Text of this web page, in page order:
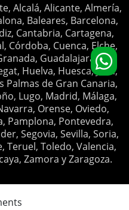
Alcalá, Alicante, Almería,
Baleares, Barcelona,
Cantabria, Cartagena,
Córdoba, Cuenca, Elche,
Guadalajara,
Huelva, Huesca, Jaén,
Palmas de Gran Canaria,
Lugo, Madrid, Málaga,
Orense, Oviedo,
Pamplona, Pontevedra,
Segovia, Sevilla, Soria,
Teruel, Toledo, Valencia,
Zamora y Zaragoza.